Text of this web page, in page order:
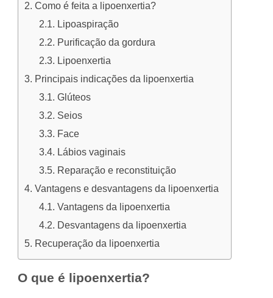
Como é feita a lipoenxertia?
Lipoaspiração
Purificação da gordura
Lipoenxertia
Principais indicações da lipoenxertia
Glúteos
Seios
Face
Lábios vaginais
Reparação e reconstituição
Vantagens e desvantagens da lipoenxertia
Vantagens da lipoenxertia
Desvantagens da lipoenxertia
Recuperação da lipoenxertia
O que é lipoenxertia?